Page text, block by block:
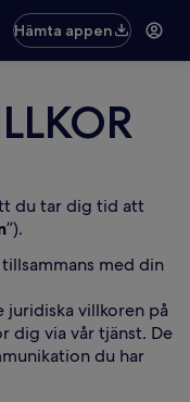
Hämta appen
du tar dig tid att
”).
med din
juridiska villkoren på
dig via vår tjänst. De
du har